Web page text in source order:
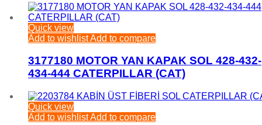
Quick view
Add to wishlistAdd to compare
3177180 MOTOR YAN KAPAK SOL 428-432-
434-444 CATERPILLAR (CAT)
Quick view
Add to wishlistAdd to compare